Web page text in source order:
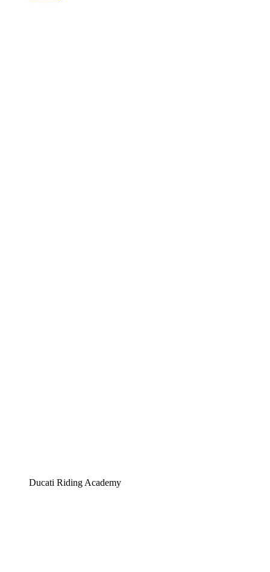
Ducati Riding Academy